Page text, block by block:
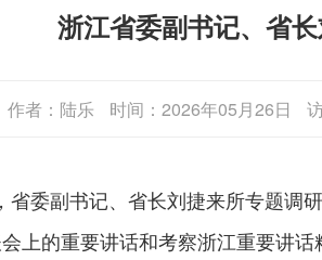
浙江省委副书记、省
作者：陆乐 时间：2026年05月26日
委副书记、省长刘捷来所专题调
上的重要讲话和考察浙江重要讲